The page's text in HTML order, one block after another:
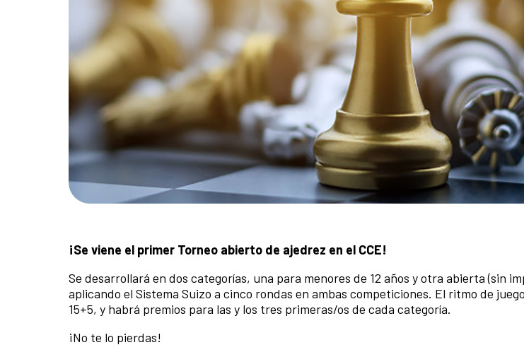
¡Se viene el primer Torneo abierto de ajedrez en el CCE!
Se desarrollará en dos categorías, una para menores de 12 años y otra abierta (sin
aplicando el Sistema Suizo a cinco rondas en ambas competiciones. El ritmo de
15+5, y habrá premios para las y los tres primeras/os de cada categoría.
¡No te lo pierdas!